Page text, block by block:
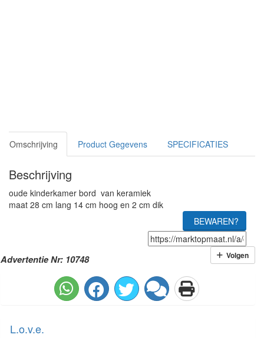
Omschrijving Product Gegevens SPECIFICATIES
Beschrijving
oude kinderkamer bord van keramiek
maat 28 cm lang 14 cm hoog en 2 cm dik
BEWAREN?
Advertentie Nr: 10748 Volgen
L.o.v.e.